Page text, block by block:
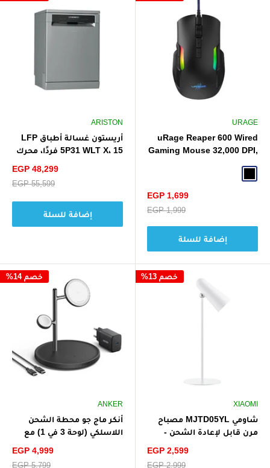
URAGE
uRage Reaper 600 Wired
Gaming Mouse 32,000 DPI,
سعر
EGP 1,699
سعر
EGP 1,999
إضافة للسلة
ARISTON
أريستون غسالة أطباق LFP
5P31 WLT X، 15 فردًا، محرك
سعر
EGP 48,299
سعر
EGP 55,599
إضافة للسلة
خصم 13%
XIAOMI
شاومي MJTD05YL مصباح
مرن قابل لإعادة الشحن -
سعر
EGP 2,599
سعر
EGP 2,999
خصم 14%
ANKER
أنكر ماج جو محطة الشحن
اللاسلكي (لوحة 3 في 1) مع
سعر
EGP 4,999
سعر
EGP 5,799